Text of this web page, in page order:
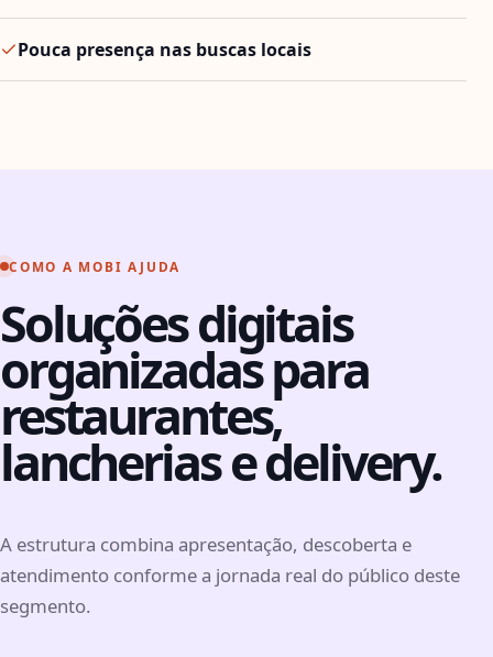
Pouca presença nas buscas locais
COMO A MOBI AJUDA
Soluções digitais
organizadas para
restaurantes,
lancherias e delivery.
A estrutura combina apresentação, descoberta e
atendimento conforme a jornada real do público deste
segmento.